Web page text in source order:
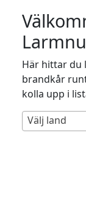
Här hittar du
brandkår
kolla upp i
Välj land